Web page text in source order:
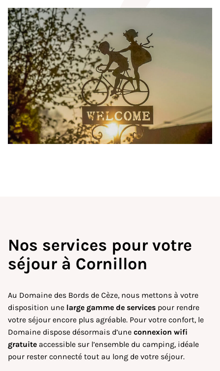
Nos services pour votre
séjour à Cornillon
Au Domaine des Bords de Cèze, nous mettons à votre
disposition une large gamme de services pour rendre
votre séjour encore plus agréable. Pour votre confort, le
Domaine dispose désormais d’une connexion wifi
gratuite accessible sur l’ensemble du camping, idéale
pour rester connecté tout au long de votre séjour.